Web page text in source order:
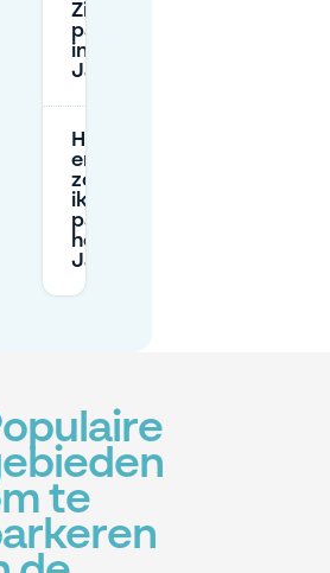
Zijn er
parkeergarages
in de buurt van
Jansplaats?
Hoe kan ik
ervoor
zorgen dat
ik een
parkeerplek
heb bij
Jansplaats?
te